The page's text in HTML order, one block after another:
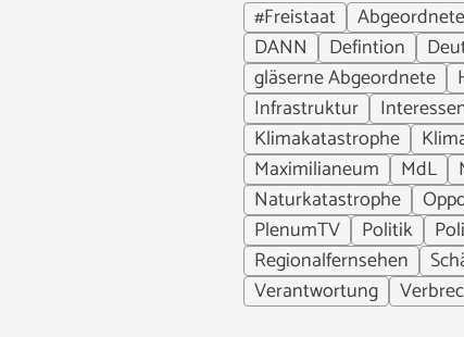
#Freistaat
Abgeordnete
DANN
Defintion
gläserne Abgeordnete
Infrastruktur
Klimakatastrophe
Maximilianeum
MdL
Naturkatastrophe
PlenumTV
Politik
Regionalfernsehen
Verantwortung